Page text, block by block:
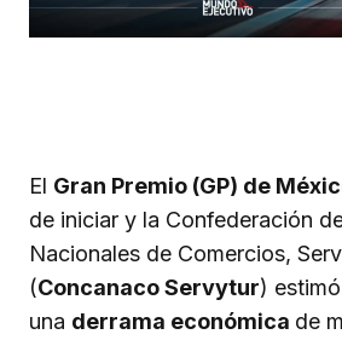
El Gran Premio (GP) de
de iniciar y la Confederación
Nacionales de Comercios,
(Concanaco Servytur)
una derrama económica de